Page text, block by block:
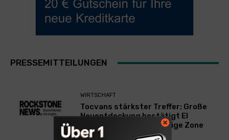
PRESSEMITTEILUNGEN
WIRTSCHAFT
Tocvans stärkster Treffer: Große
Neuentdeckung bestätigt El
Mezquite als neue wichtige Zone